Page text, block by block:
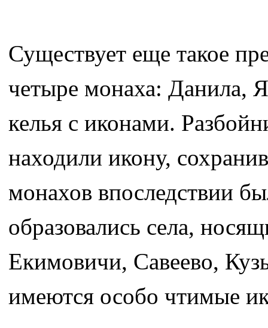
Существует еще такое
четыре монаха: Данила,
келья с иконами.
находили икону,
монахов впоследствии
образовались села,
Екимовичи, Савеево,
имеются особо чтимые